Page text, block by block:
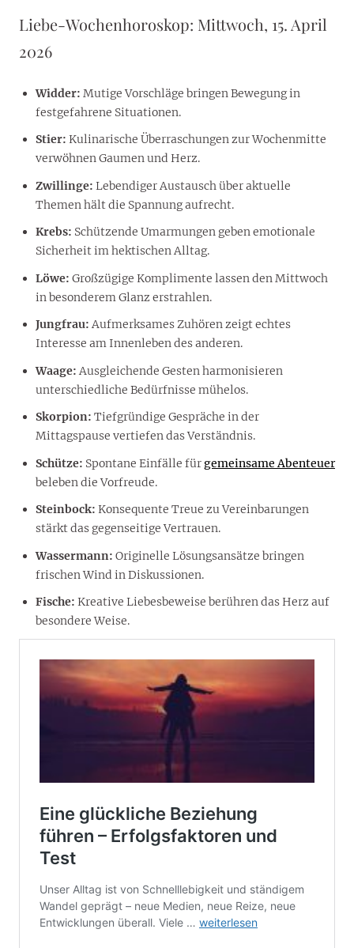
Liebe-Wochenhoroskop: Mittwoch, 15. April
2026
Widder: Mutige Vorschläge bringen Bewegung in
festgefahrene Situationen.
Stier: Kulinarische Überraschungen zur Wochenmitte
verwöhnen Gaumen und Herz.
Zwillinge: Lebendiger Austausch über aktuelle
Themen hält die Spannung aufrecht.
Krebs: Schützende Umarmungen geben emotionale
Sicherheit im hektischen Alltag.
Löwe: Großzügige Komplimente lassen den Mittwoch
in besonderem Glanz erstrahlen.
Jungfrau: Aufmerksames Zuhören zeigt echtes
Interesse am Innenleben des anderen.
Waage: Ausgleichende Gesten harmonisieren
unterschiedliche Bedürfnisse mühelos.
Skorpion: Tiefgründige Gespräche in der
Mittagspause vertiefen das Verständnis.
Schütze: Spontane Einfälle fürgemeinsame Abenteuer
beleben die Vorfreude.
Steinbock: Konsequente Treue zu Vereinbarungen
stärkt das gegenseitige Vertrauen.
Wassermann: Originelle Lösungsansätze bringen
frischen Wind in Diskussionen.
Fische: Kreative Liebesbeweise berühren das Herz auf
besondere Weise.